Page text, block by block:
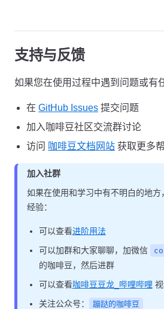
支持与反馈
如果您在使用过程中遇到问题或有
在 GitHub Issues 提交问题
加入咖啡豆社区交流群讨论
访问 咖啡豆文档网站 获取更多
加入社群
如果在使用和学习中有不明白的地方
经验：
可以查看进阶用法
可以加群和大家聊聊，加微信
的咖啡豆，然后进群
可以查看咖啡豆豆龙_哔哩哔哩
关注公众号：
蹦跶的咖啡豆